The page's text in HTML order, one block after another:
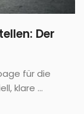
Der
für die
klare ...